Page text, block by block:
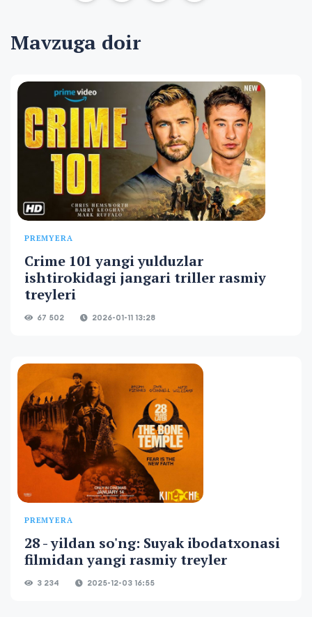
Mavzuga doir
PREMYERA
Crime 101 yangi yulduzlar
ishtirokidagi jangari triller rasmiy
treyleri
67 502 2026-01-11 13:28
PREMYERA
28 - yildan so'ng: Suyak ibodatxonasi
filmidan yangi rasmiy treyler
3 234 2025-12-03 16:55